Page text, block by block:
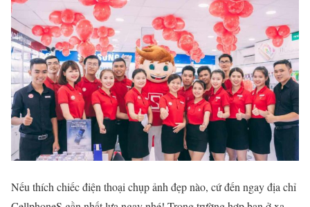
Nếu thích chiếc điện thoại chụp ảnh đẹp nào, cứ đến ngay địa chỉ